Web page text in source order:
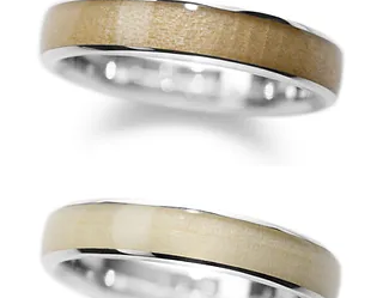
『年輪』アファンの森バージョン
への想い
身に着ける人の心に安らぎを与え、
自然への愛、次世代への愛、美しい日本
への愛を育むことに貢献したい。